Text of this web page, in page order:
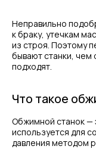
Неправильно
к браку, утечкам
из строя. Поэтому
бывают станки, чем
подходят.
Что такое
Обжимной станок —
используется для
давления методом